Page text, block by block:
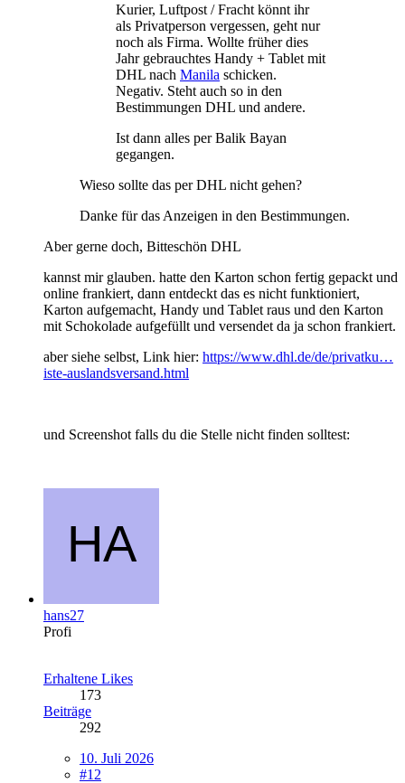
Kurier, Luftpost / Fracht könnt ihr
als Privatperson vergessen, geht nur
noch als Firma. Wollte früher dies
Jahr gebrauchtes Handy + Tablet mit
DHL nach Manila schicken.
Negativ. Steht auch so in den
Bestimmungen DHL und andere.
Ist dann alles per Balik Bayan
gegangen.
Wieso sollte das per DHL nicht gehen?
Danke für das Anzeigen in den Bestimmungen.
Aber gerne doch, Bitteschön DHL
kannst mir glauben. hatte den Karton schon fertig gepackt und
online frankiert, dann entdeckt das es nicht funktioniert,
Karton aufgemacht, Handy und Tablet raus und den Karton
mit Schokolade aufgefüllt und versendet da ja schon frankiert.
aber siehe selbst, Link hier: https://www.dhl.de/de/privatku…
iste-auslandsversand.html
und Screenshot falls du die Stelle nicht finden solltest:
hans27
Profi
Erhaltene Likes
173
Beiträge
292
10. Juli 2026
#12